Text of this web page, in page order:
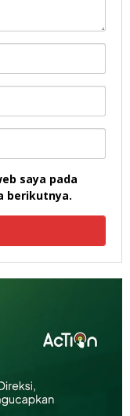
saya pada
berikutnya.